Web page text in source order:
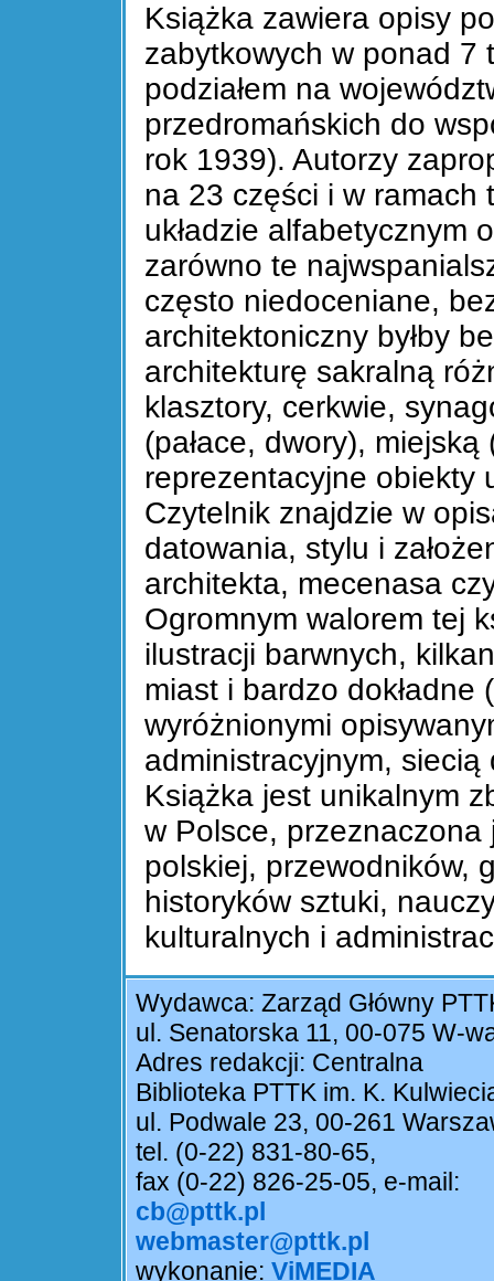
Książka zawiera opisy
zabytkowych w ponad 7
podziałem na
przedromańskich do
rok 1939). Autorzy
na 23 części i w ramach
układzie alfabetycznym
zarówno te
często niedoceniane,
architektoniczny byłby
architekturę sakralną
klasztory, cerkwie,
(pałace, dwory),
reprezentacyjne obiekty
Czytelnik znajdzie w
datowania, stylu i
architekta, mecenasa
Ogromnym walorem tej
ilustracji barwnych,
miast i bardzo dokładne
wyróżnionymi
administracyjnym, siecią
Książka jest unikalnym
w Polsce, przeznaczona
polskiej, przewodników,
historyków sztuki,
kulturalnych i
Wydawca: Zarząd Główny
ul. Senatorska 11, 00-075 W-
Adres redakcji: Centralna
Biblioteka PTTK im. K.
ul. Podwale 23, 00-261
tel. (0-22) 831-80-65,
fax (0-22) 826-25-05, e-mail:
cb@pttk.pl
webmaster@pttk.pl
wykonanie: ViMEDIA